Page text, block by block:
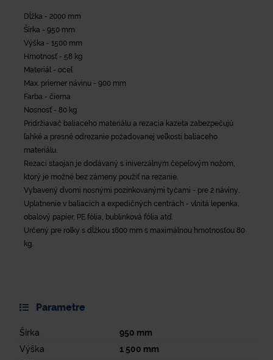
Dĺžka - 2000 mm
Šírka - 950 mm
Výška - 1500 mm
Hmotnosť - 58 kg
Materiál - oceľ
Max. priemer návinu - 900 mm
Farba - čierna
Nosnosť - 80 kg
Pridržiavač baliaceho materiálu a rezacia kazeta zabezpečujú
ľahké a presné odrezanie požadovanej veľkosti baliaceho
materiálu.
Rezací staojan je dodávaný s iniverzálnym čepeľovým nožom,
ktorý je možné bez zámeny použiť na rezanie.
Vybavený dvomi nosnými pozinkovanými tyčami - pre 2 náviny.
Uplatnenie v baliacich a expedičných centrách - vlnitá lepenka,
obalový papier, PE fólia, bublinková fólia atď.
Určený pre rolky s dĺžkou 1600 mm s maximálnou hmotnosťou 80
kg.
Parametre
Šírka 950 mm
Výška
1 500 mm